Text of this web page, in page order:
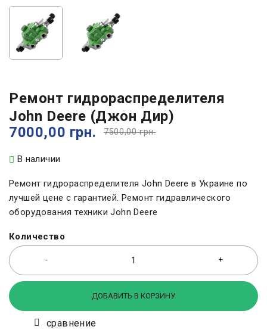
Ремонт гидрораспределителя
John Deere (Джон Дир)
7500,00грн.
7000,00 грн.
В наличии
Ремонт гидрораспределителя John Deere в Украине по
лучшей цене с гарантией. Ремонт гидравлического
оборудования техники John Deere
Количество
ДОБАВИТЬ В КОРЗИНУ
сравнение